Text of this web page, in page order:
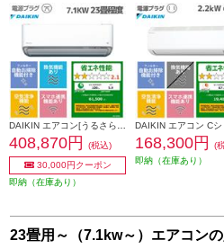
408,870円
(税込)
30,000円クーポン
即納（在庫あり）
168,300円
(
即納（在庫あり）
23畳用～（7.1kw～）エアコン